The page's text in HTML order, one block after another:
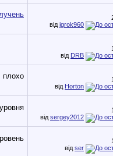
від igrok960
від DRB
від Horton
від sergey2012
від ser